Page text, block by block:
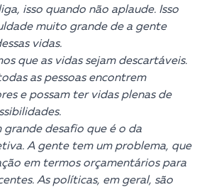
isso quando não aplaude. Isso
muito grande de a gente
vidas.
que as vidas sejam descartáveis.
as pessoas encontrem
e possam ter vidas plenas de
desafio que é o da
A gente tem um problema, que
em termos orçamentários para
As políticas, em geral, são